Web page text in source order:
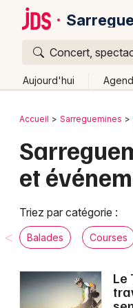
Concert,
Aujourd'hui
Publier un
Grands événements
Activité &
Manifestations
Foires & salons
Bordeaux
Colmar
Lyon
Mulhouse
Retour
Accueil Sarreguemines
et
Triez par catégorie :
Balades Courses
Le
Quoi ?
Où ?
Partout
Près de moi
Quand ?
Aujourd'hui
Demain